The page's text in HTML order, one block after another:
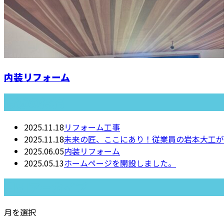
内装リフォーム
2025.11.18リフォーム工事
2025.11.18未来の匠、ここにあり！従業員の岩本大工
2025.06.05内装リフォーム
2025.05.13ホームページを開設しました。
月を選択